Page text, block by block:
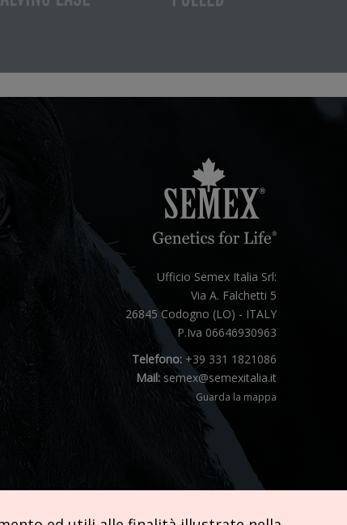
Ufficio Semex Italia Srl:
Via A. Falchetti 5
26845 Codogno (LO) - ITALY
P.Iva 06646930963
Telefono:+39 331 1821086
Mail: semex@semexitalia.it
Guarda la mappa